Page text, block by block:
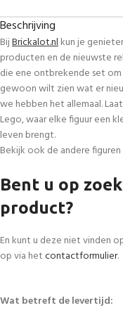
Beschrijving
BijBrickalot.nlkun je
producten en de nieuwste
die ene ontbrekende set
gewoon wilt zien wat er
we hebben het allemaal.
Lego, waar elke figuur een
leven brengt.
Bekijk ook de andere
Bent u op
product?
En kunt u deze niet vinden
op via hetcontactformulier.
Wat betreft de levertijd: